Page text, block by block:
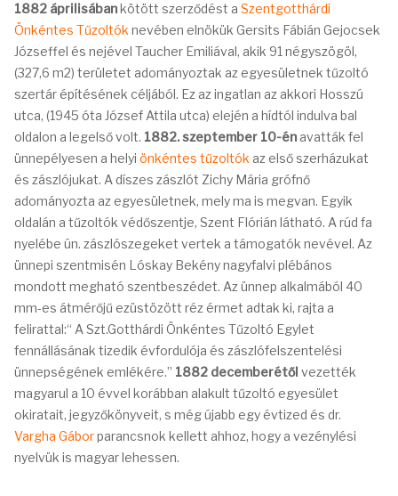
1882 áprilisábankötött szerződést a Szentgotthárdi
Önkéntes Tűzoltók nevében elnökük Gersits Fábián Gejocsek
Józseffel és nejével Taucher Emiliával, akik 91 négyszögöl,
(327,6 m2) területet adományoztak az egyesületnek tűzoltó
szertár építésének céljából. Ez az ingatlan az akkori Hosszú
utca, (1945 óta József Attila utca) elején a hídtól indulva bal
oldalon a legelső volt. 1882. szeptember 10-én avatták fel
ünnepélyesen a helyi önkéntes tűzoltók az első szerházukat
és zászlójukat. A díszes zászlót Zichy Mária grófnő
adományozta az egyesületnek, mely ma is megvan. Egyik
oldalán a tűzoltók védőszentje, Szent Flórián látható. A rúd fa
nyelébe ún. zászlószegeket vertek a támogatók nevével. Az
ünnepi szentmisén Lóskay Bekény nagyfalvi plébános
mondott megható szentbeszédet. Az ünnep alkalmából 40
mm-es átmérőjű ezüstözött réz érmet adtak ki, rajta a
felirattal:“ A Szt.Gotthárdi Önkéntes Tűzoltó Egylet
fennállásának tizedik évfordulója és zászlófelszentelési
ünnepségének emlékére.” 1882 decemberétől vezették
magyarul a 10 évvel korábban alakult tűzoltó egyesület
okiratait, jegyzőkönyveit, s még újabb egy évtized és dr.
Vargha Gáborparancsnok kellett ahhoz, hogy a vezénylési
nyelvük is magyar lehessen.